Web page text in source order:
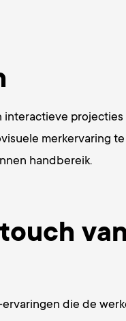
interactieve
merkervaring
handbereik.
van
die de